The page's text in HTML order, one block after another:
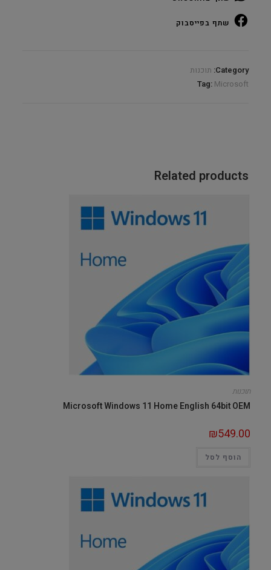
64bit
OEM
ברכישת
שתף בפייסבוק
Category: תוכנות
Tag: Microsoft
Related products
תוכנות
Microsoft Windows 11 Home English 64bit OEM
₪549.00
הוסף לסל